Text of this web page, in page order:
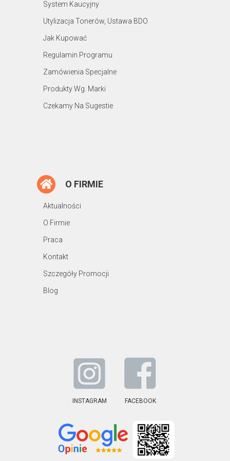
System Kaucyjny
Utylizacja Tonerów, Ustawa BDO
Jak Kupować
Regulamin Programu
Zamówienia Specjalne
Produkty Wg. Marki
Czekamy Na Sugestie
O FIRMIE
Aktualności
O Firmie
Praca
Kontakt
Szczegóły Promocji
Blog
INSTAGRAM FACEBOOK